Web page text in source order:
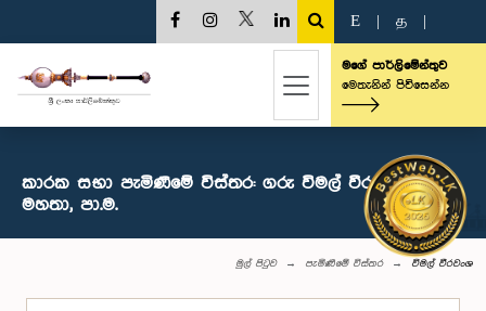
E த
මගේ පාර්ලිමේන්තුව
මෙතැනින් පිවිසෙන්න
කාරක සභා පැමිණීමේ විස්තර: ගරු විමල් වීරවංශ
මහතා, පා.ම.
මුල් පිටුව පැමිණීමේ විස්තර විමල් වීරවංශ